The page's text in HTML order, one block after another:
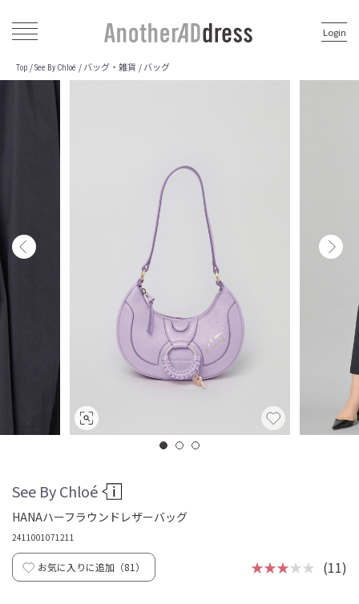
Login
Top / See By Chloé / バッグ・雑貨 / バッグ
See By Chloé
HANAハーフラウンドレザーバッグ
2411001071211
お気に入りに追加（81 ） ★★★★★ (11)